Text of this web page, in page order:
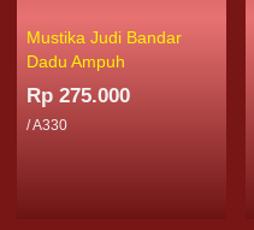
Mustika Judi Bandar
Dadu Ampuh
Rp 275.000
/ A330